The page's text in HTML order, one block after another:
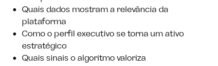
Quais dados mostram a relevância da
plataforma
Como o perfil executivo se torna um ativo
estratégico
Quais sinais o algoritmo valoriza